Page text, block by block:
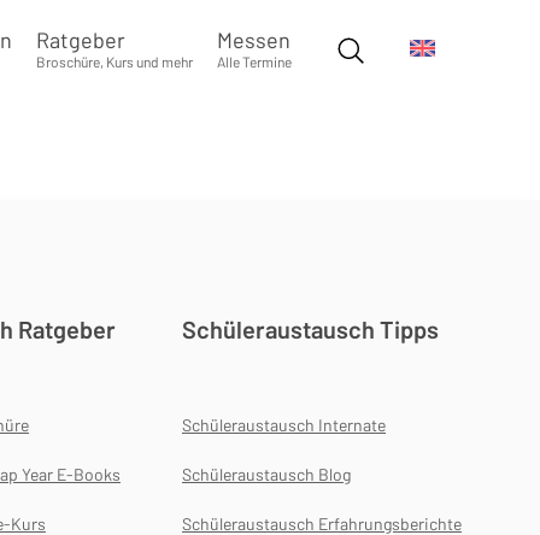
Ratgeber
Broschüre, Kurs und mehr
Messen
Alle Termine
Ratgeber
Year E-Books
Kurs
Schüleraustausch Tipps
Schüleraustausch Internate
Schüleraustausch Blog
Schüleraustausch Erfahrungsberichte